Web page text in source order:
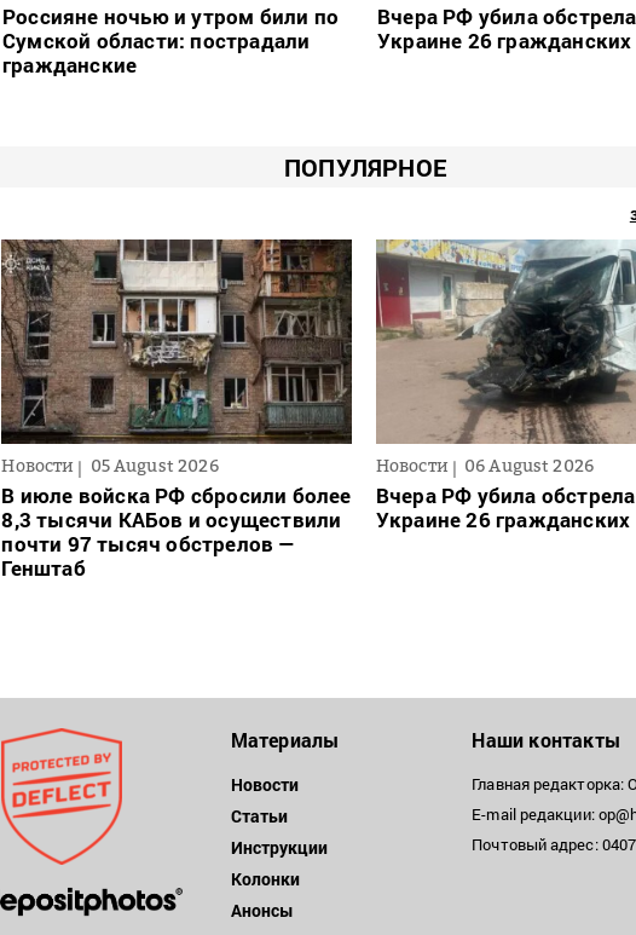
Россияне ночью и утром били по
Сумской области: пострадали
гражданские
Вчера РФ убила
Украине 26 гражданских
ПОПУЛЯРНОЕ
Новости 05 August 2026
В июле войска РФ сбросили более
8,3 тысячи КАБов и осуществили
почти 97 тысяч обстрелов —
Генштаб
Новости 06 August 2026
Вчера РФ убила
Украине 26 гражданских
Материалы
Новости
Статьи
Инструкции
Колонки
Анонсы
Наши контакты
Главная редакторка:
E-mail редакции:
Почтовый адрес: